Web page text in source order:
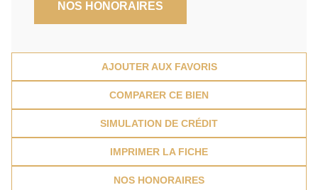
NOS HONORAIRES
AJOUTER AUX FAVORIS
COMPARER CE BIEN
SIMULATION DE CRÉDIT
IMPRIMER LA FICHE
NOS HONORAIRES